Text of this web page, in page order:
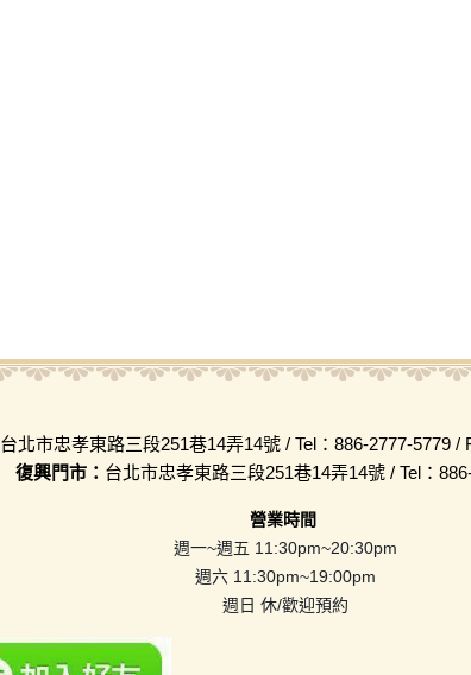
台北市忠孝東路三段251巷14弄14號 / Tel：886-2777-5779 /
復興門市： 台北市忠孝東路三段251巷14弄14號 / Tel：
營業時間
週一~週五 11:30pm~20:30pm
週六 11:30pm~19:00pm
週日 休/歡迎預約